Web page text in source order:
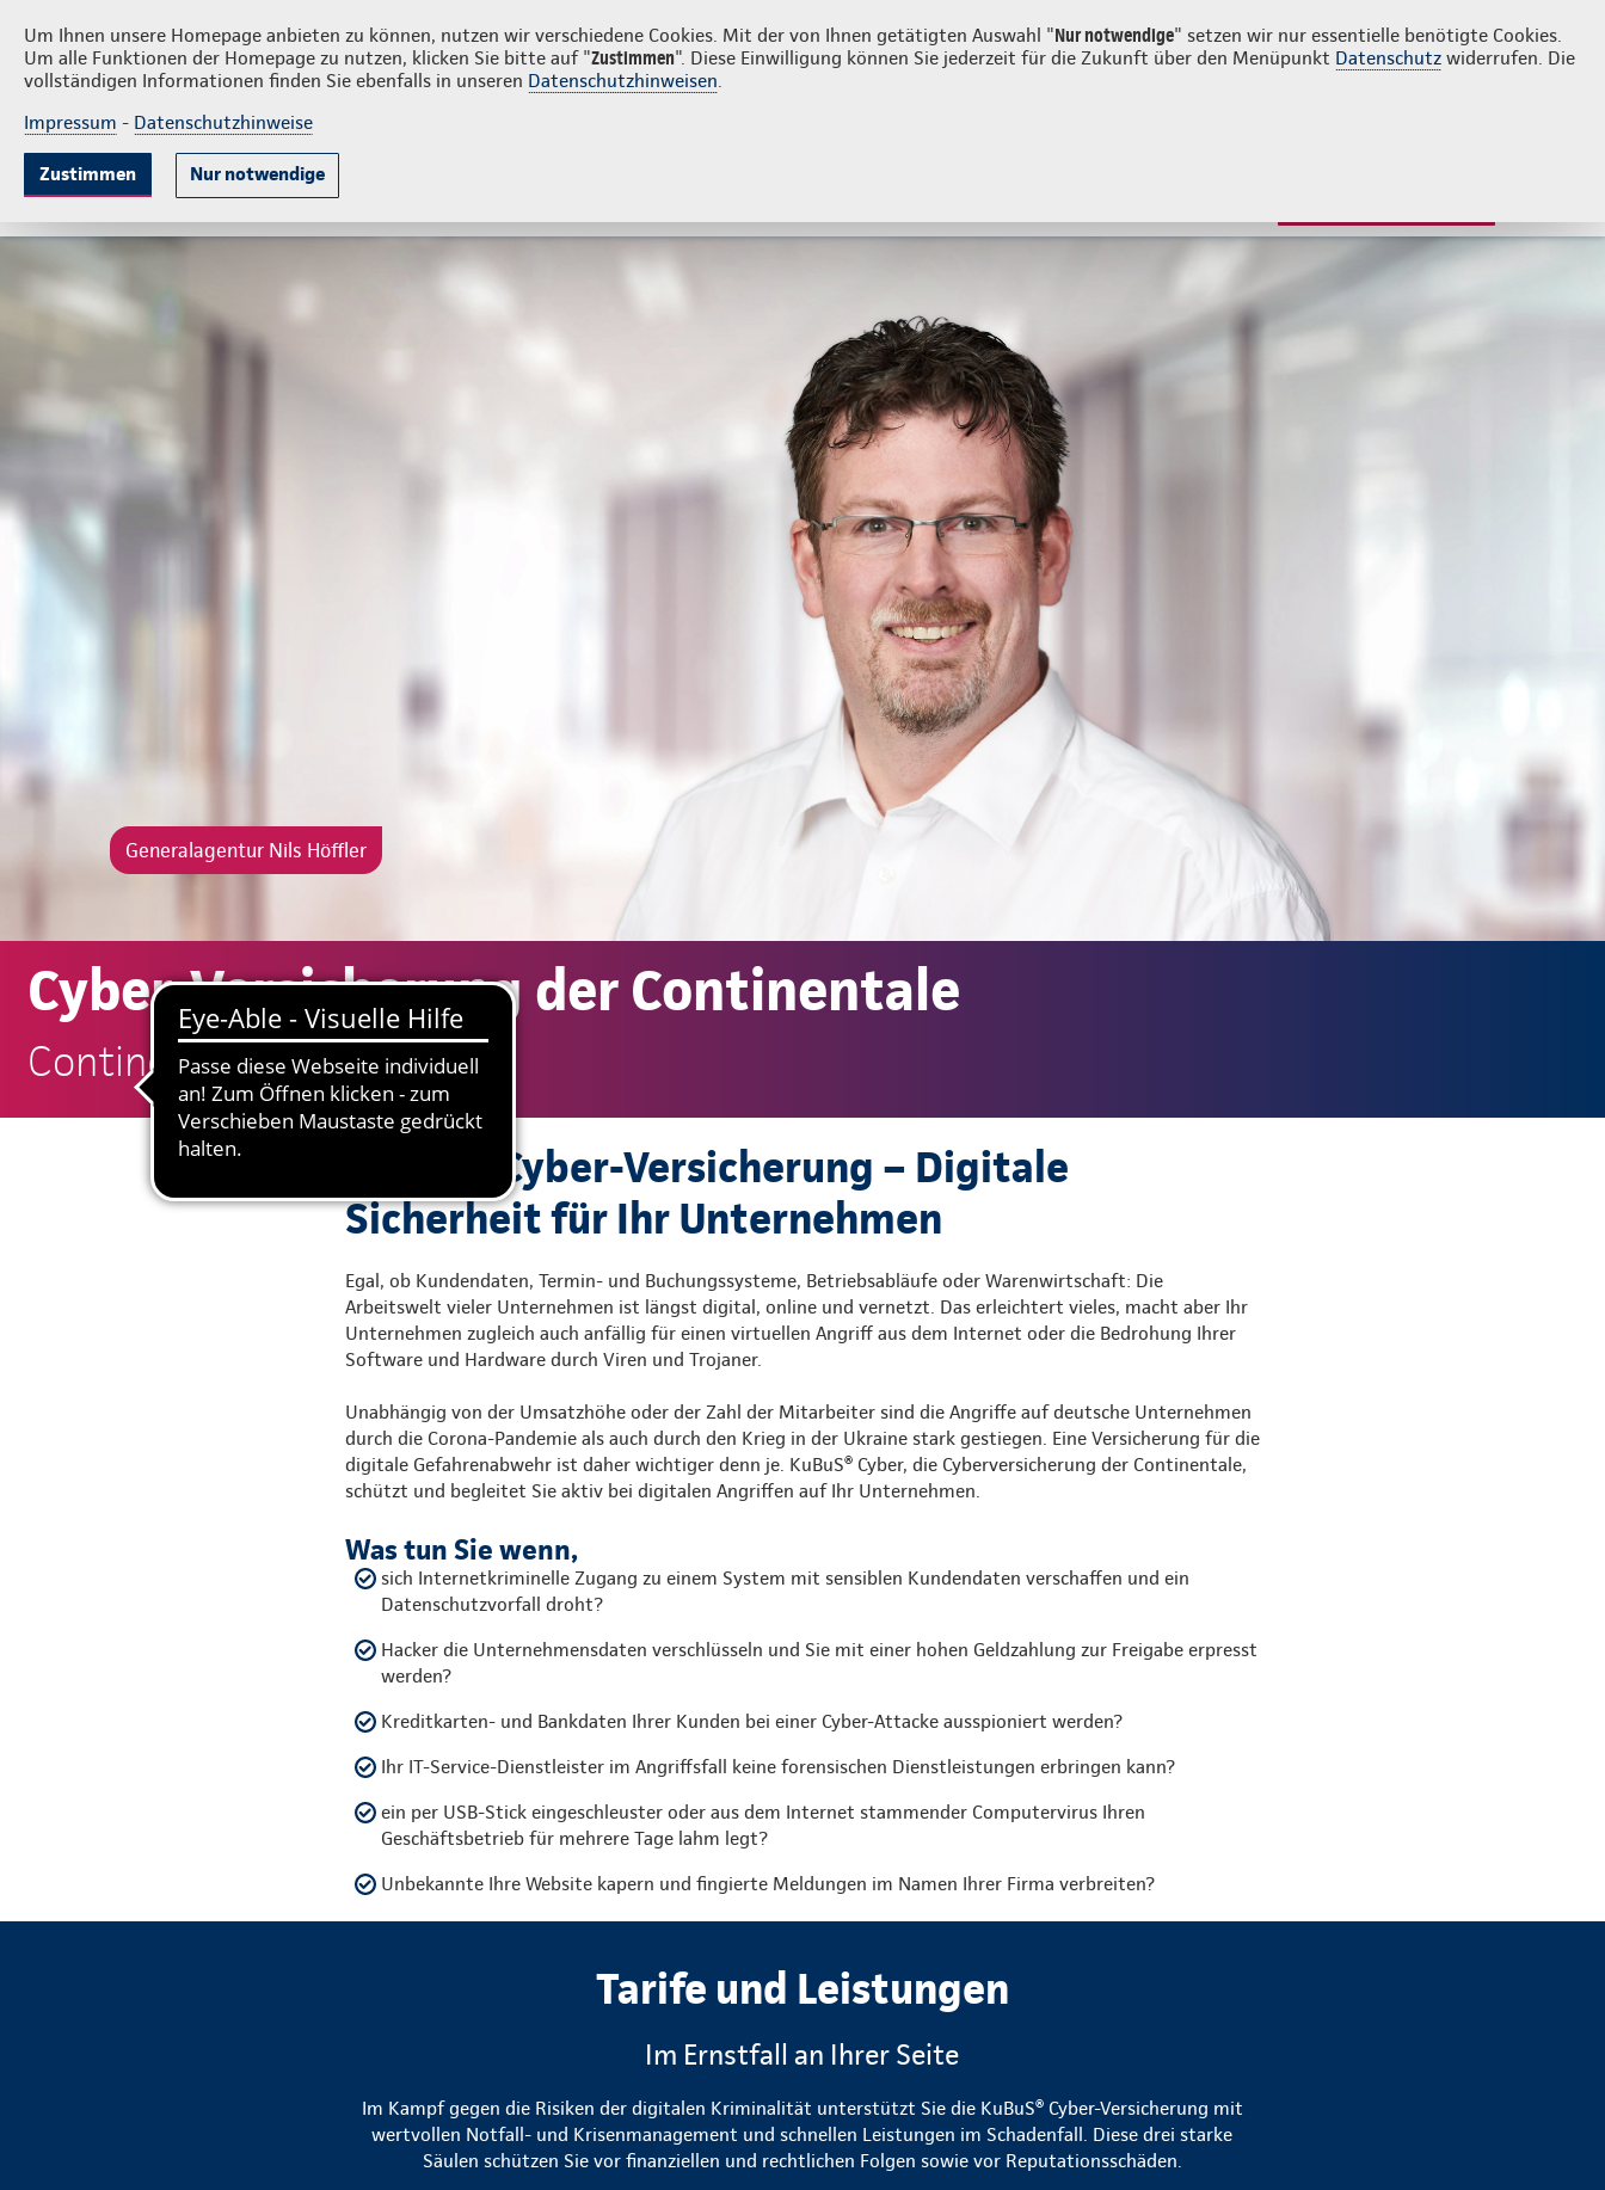
Um Ihnen unsere Homepage anbieten zu können, nutzen wir verschiedene Cookies. Mit der von Ihnen getätigten Auswahl "Nur notwendige" setzen wir nur essentielle benötigte Cookies.
Um alle Funktionen der Homepage zu nutzen, klicken Sie bitte auf "Zustimmen". Diese Einwilligung können Sie jederzeit für die Zukunft über den Menüpunkt Datenschutz widerrufen. Die
vollständigen Informationen finden Sie ebenfalls in unseren Datenschutzhinweisen.
Impressum - Datenschutzhinweise
Zustimmen Nur notwendige
Nils Höffler PrivatkundenFirmenkunden Login Kontakt 05129 381
KrankenversicherungLebensversicherung
Generalagentur Nils Höffler
Cyber-Versicherung der Continentale
Continentale: Nils Höffler
KuBuS® Cyber-Versicherung – Digitale
Sicherheit für Ihr Unternehmen
Egal, ob Kundendaten, Termin- und Buchungssysteme, Betriebsabläufe oder Warenwirtschaft: Die
Arbeitswelt vieler Unternehmen ist längst digital, online und vernetzt. Das erleichtert vieles, macht aber Ihr
Unternehmen zugleich auch anfällig für einen virtuellen Angriff aus dem Internet oder die Bedrohung Ihrer
Software und Hardware durch Viren und Trojaner.
Unabhängig von der Umsatzhöhe oder der Zahl der Mitarbeiter sind die Angriffe auf deutsche Unternehmen
durch die Corona-Pandemie als auch durch den Krieg in der Ukraine stark gestiegen. Eine Versicherung für die
digitale Gefahrenabwehr ist daher wichtiger denn je. KuBuS® Cyber, die Cyberversicherung der Continentale,
schützt und begleitet Sie aktiv bei digitalen Angriffen auf Ihr Unternehmen.
Was tun Sie wenn,
sich Internetkriminelle Zugang zu einem System mit sensiblen Kundendaten verschaffen und ein
Datenschutzvorfall droht?
Hacker die Unternehmensdaten verschlüsseln und Sie mit einer hohen Geldzahlung zur Freigabe erpresst
werden?
Kreditkarten- und Bankdaten Ihrer Kunden bei einer Cyber-Attacke ausspioniert werden?
Ihr IT-Service-Dienstleister im Angriffsfall keine forensischen Dienstleistungen erbringen kann?
ein per USB-Stick eingeschleuster oder aus dem Internet stammender Computervirus Ihren
Geschäftsbetrieb für mehrere Tage lahm legt?
Unbekannte Ihre Website kapern und fingierte Meldungen im Namen Ihrer Firma verbreiten?
Tarife und Leistungen
Im Ernstfall an Ihrer Seite
Im Kampf gegen die Risiken der digitalen Kriminalität unterstützt Sie die KuBuS® Cyber-Versicherung mit
wertvollen Notfall- und Krisenmanagement und schnellen Leistungen im Schadenfall. Diese drei starke
Säulen schützen Sie vor finanziellen und rechtlichen Folgen sowie vor Reputationsschäden.